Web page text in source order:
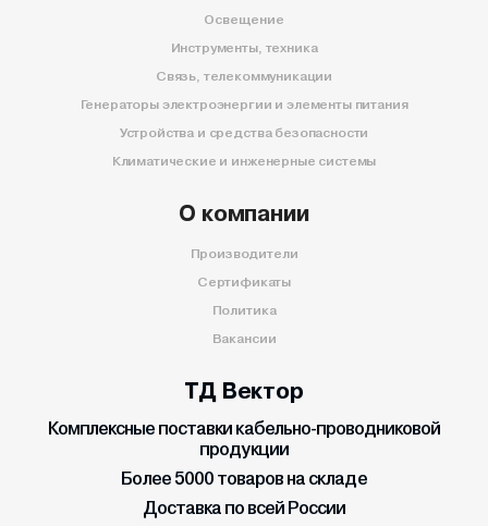
Освещение
Инструменты, техника
Связь, телекоммуникации
Генераторы электроэнергии и элементы питания
Устройства и средства безопасности
Климатические и инженерные системы
О компании
Производители
Сертификаты
Политика
Вакансии
ТД Вектор
Комплексные поставки кабельно-проводниковой
продукции
Более 5000 товаров на складе
Доставка по всей России